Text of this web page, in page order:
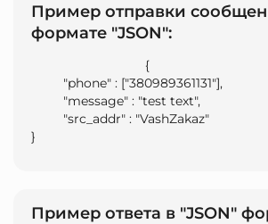
Пример отправки
формате "JSON":
                                {
         "phone" : ["380989361131"],
         "message" : "test text",
         "src_addr" : "VashZakaz"
}
Пример ответа в "JSON"